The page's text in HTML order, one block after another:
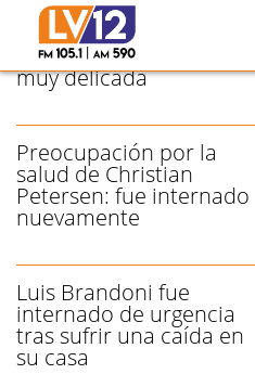
Luis Miguel sigue
internado en Nueva York
por una intervención
muy delicada
Preocupación por la
salud de Christian
Petersen: fue internado
nuevamente
Luis Brandoni fue
internado de urgencia
tras sufrir una caída en
su casa